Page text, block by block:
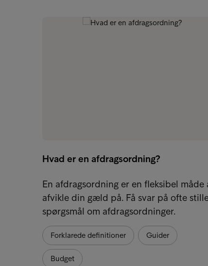
Hvad er en afdragsordning?
En afdragsordning er en fleksibel måde
afvikle din gæld på. Få svar på ofte
spørgsmål om afdragsordninger.
Forklarede definitioner Guider
Budget